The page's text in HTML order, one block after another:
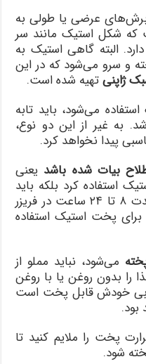
برش‌های عرضی یا طولی به
که شکل استیک مانند سر
البته گاهی استیک به
و سرو می‌شود که در این
ژاپنیتهیه شده است.
می‌شود، باید تابه
به غیر از این دو نوع،
پیدا نخواهد کرد.
بیات شده باشد یعنی
استفاده کرد بلکه باید
برش‌های استیک را حداقل به مدت ۸ تا ۲۴ ساعت در فریزر
پخت استیک استفاده
می‌شود، نباید مملو از
را بدون روغن یا با روغن
خودش قابل پخت است
بود.
پخت را ملایم کنید تا
شود.